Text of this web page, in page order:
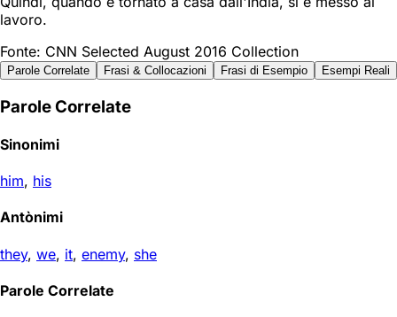
lavoro.
Fonte: CNN Selected August 2016 Collection
Parole Correlate Frasi & Collocazioni Frasi di Esempio Esempi Reali
Parole Correlate
Sinonimi
him, his
Antònimi
they, we, it, enemy, she
Parole Correlate